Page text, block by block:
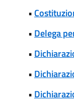
•
• Delega
•
•
•